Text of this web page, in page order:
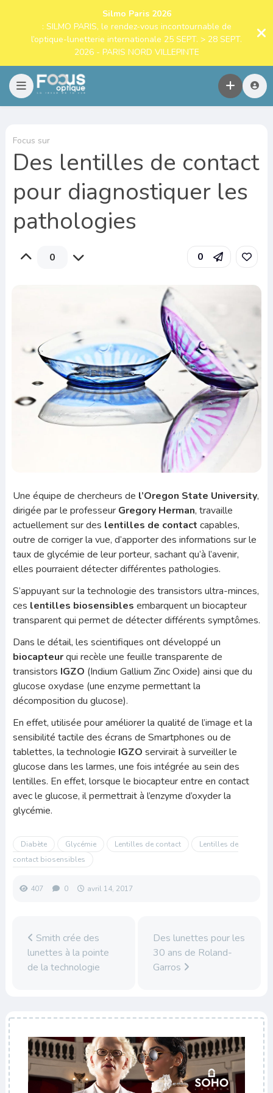
Silmo Paris 2026
: SILMO PARIS, le rendez-vous incontournable de
l’optique-lunetterie internationale 25 SEPT. > 28 SEPT.
2026 - PARIS NORD VILLEPINTE
Focus sur
Des lentilles de contact
pour diagnostiquer les
pathologies
0 0
Une équipe de chercheurs de l’Oregon State University,
dirigée par le professeur Gregory Herman, travaille
actuellement sur des lentilles de contact capables,
outre de corriger la vue, d’apporter des informations sur le
taux de glycémie de leur porteur, sachant qu’à l’avenir,
elles pourraient détecter différentes pathologies.
S’appuyant sur la technologie des transistors ultra-minces,
ces lentilles biosensibles embarquent un biocapteur
transparent qui permet de détecter différents symptômes.
Dans le détail, les scientifiques ont développé un
biocapteurqui recèle une feuille transparente de
transistors IGZO (Indium Gallium Zinc Oxide) ainsi que du
glucose oxydase (une enzyme permettant la
décomposition du glucose).
En effet, utilisée pour améliorer la qualité de l’image et la
sensibilité tactile des écrans de Smartphones ou de
tablettes, la technologie IGZO servirait à surveiller le
glucose dans les larmes, une fois intégrée au sein des
lentilles. En effet, lorsque le biocapteur entre en contact
avec le glucose, il permettrait à l’enzyme d’oxyder la
glycémie.
Diabète Glycémie Lentilles de contact
Lentilles de
contact biosensibles
407 0 avril 14, 2017
Smith crée des
lunettes à la pointe
de la technologie
Des lunettes pour les
30 ans de Roland-
Garros